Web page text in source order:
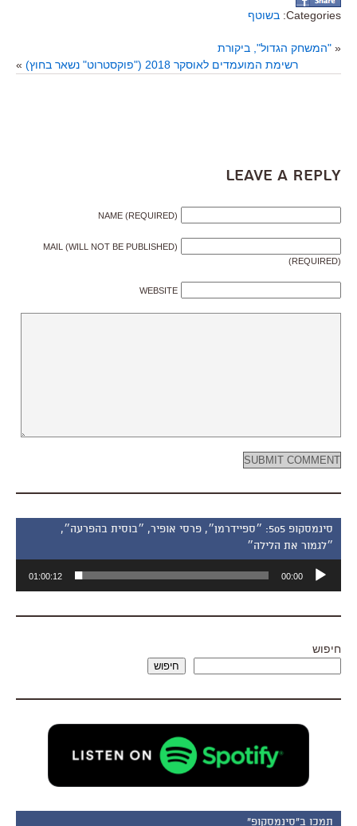
Categories: בשוטף
« "המשחק הגדול", ביקורת
רשימת המועמדים לאוסקר 2018 ("פוקסטרוט" נשאר בחוץ)
»
Leave a Reply
NAME (REQUIRED)
MAIL (WILL NOT BE PUBLISHED)
(REQUIRED)
WEBSITE
סינמסקופ 505: ״ספיידרמן״, פרסי אופיר, ״בוסית בהפרעה״,
״לגמור את הלילה״
אודיו
00:00
01:00:12
חיפוש
חיפוש
תמכו ב"סינמסקופ"